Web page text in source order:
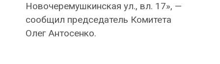
Новочеремушкинская ул., вл. 17», —
сообщил председатель Комитета
Олег Антосенко.